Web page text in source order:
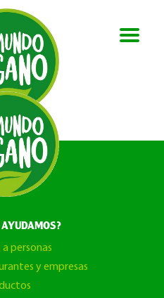
a personas
y empresas